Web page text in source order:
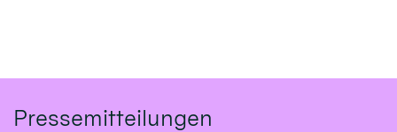
Pressemitteilungen